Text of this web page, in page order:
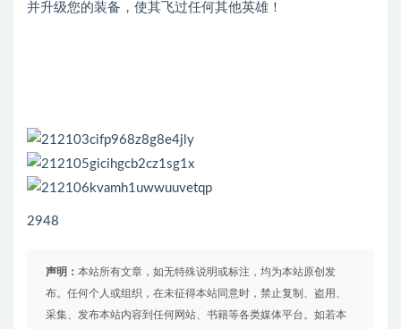
并升级您的装备，使其飞过任何其他英雄！
2948
声明： 本站所有文章，如无特殊说明或标注，均为本站原创发
布。任何个人或组织，在未征得本站同意时，禁止复制、盗用、
采集、发布本站内容到任何网站、书籍等各类媒体平台。如若本